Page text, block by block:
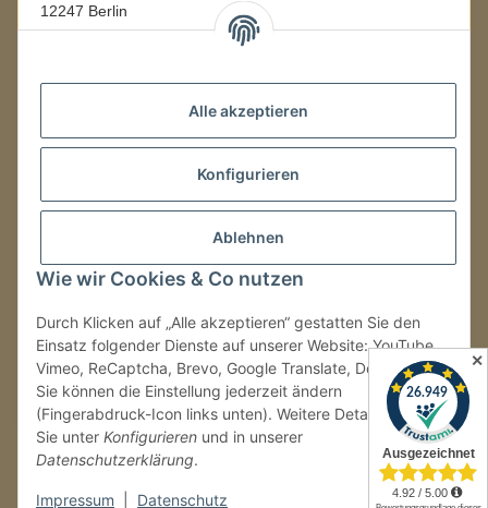
Alle akzeptieren
Konfigurieren
Ablehnen
Wie wir Cookies & Co nutzen
Durch Klicken auf „Alle akzeptieren“ gestatten Sie den
Einsatz folgender Dienste auf unserer Website: YouTube,
Vimeo, ReCaptcha, Brevo, Google Translate, Doofinder.
Sie können die Einstellung jederzeit ändern
(Fingerabdruck-Icon links unten). Weitere Details finden
Sie unter Konfigurieren und in unserer
Datenschutzerklärung.
Impressum Datenschutz
12247 Berlin
08:00–16:00 Uhr
LAGER / RETOUREN
Packmonster Fulfillment
SJS Carstyling Lager
Retouren ausschließlich an diese Adresse.
Tel.:+49 (0) 30 36417228
E-Mail:info@sjs-carstyling.com
Vertrag widerrufen
* Alle Preise inkl. gesetzlicher USt., zzgl.
✕